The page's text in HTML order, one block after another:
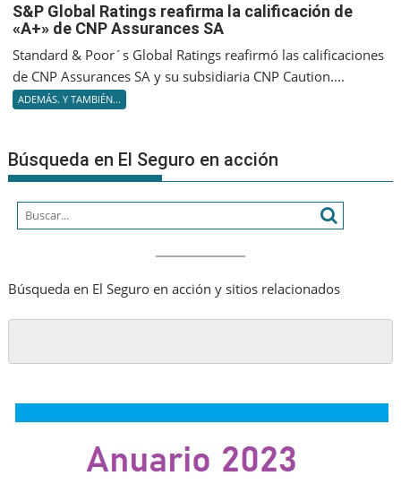
CNP
S&P Global Ratings reafirma la calificación de
«A+» de CNP Assurances SA
Standard & Poor´s Global Ratings reafirmó las calificaciones
de CNP Assurances SA y su subsidiaria CNP Caution....
ADEMÁS. Y TAMBIÉN...
Búsqueda en El Seguro en acción
Búsqueda en El Seguro en acción y sitios relacionados